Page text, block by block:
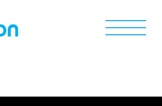
Notre parc